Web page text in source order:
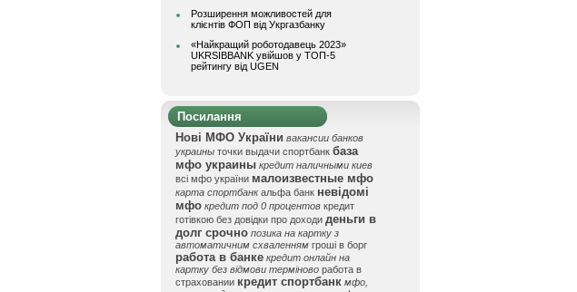
Розширення можливостей для
клієнтів ФОП від Укргазбанку
«Найкращий роботодавець 2023»
UKRSIBBANK увійшов у ТОП-5
рейтингу від UGEN
Посилання
Нові МФО України вакансии банков
украины точки выдачи спортбанк база
мфо украины кредит наличными киев
всі мфо україни малоизвестные мфо
карта спортбанк альфа банк невідомі
мфо кредит под 0 процентов кредит
готівкою без довідки про доходи деньги в
долг срочно позика на картку з
автоматичним схваленням гроші в борг
работа в банке кредит онлайн на
картку без відмови терміново работа в
страховании кредит спортбанк мфо,